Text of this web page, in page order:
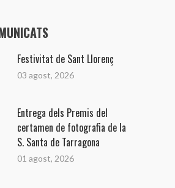
Festivitat de Sant Llorenç
03 agost, 2026
Entrega dels Premis del
certamen de fotografia de la
S. Santa de Tarragona
01 agost, 2026